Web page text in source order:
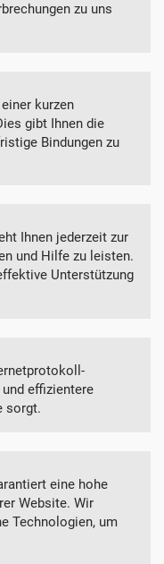
zu uns
kurzen
gibt Ihnen die
Bindungen zu
Ihnen jederzeit zur
und Hilfe zu leisten.
Unterstützung
effizientere
sorgt.
eine hohe
Website. Wir
Technologien, um